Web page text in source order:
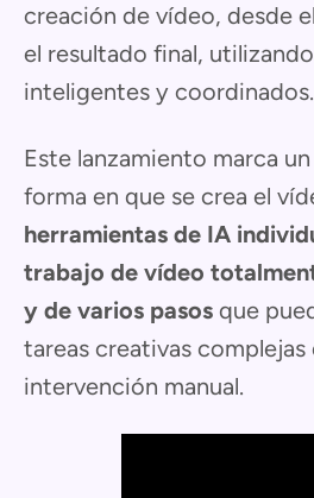
creación de vídeo, desde
el resultado final,
inteligentes y coordinados.
Este lanzamiento marca
forma en que se crea el
herramientas de IA
trabajo de vídeo
y de varios pasos que
tareas creativas complejas
intervención manual.